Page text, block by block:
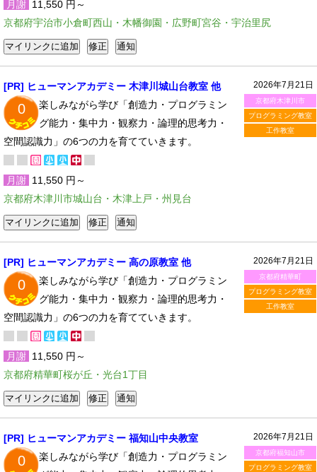
月謝 11,550 円～
京都府宇治市小倉町西山・木幡御園・広野町宮谷・宇治里尻
2026年7月21日
京都府木津川市
プログラミング教室
工作教室
[PR] ヒューマンアカデミー 木津川城山台教室 他
0
楽しみながら学び「創造力・プログラミン
グ能力・集中力・観察力・論理的思考力・
空間認識力」の6つの力を育てていきます。
月謝 11,550 円～
京都府木津川市城山台・木津上戸・州見台
2026年7月21日
京都府精華町
プログラミング教室
工作教室
[PR] ヒューマンアカデミー 高の原教室 他
0
楽しみながら学び「創造力・プログラミン
グ能力・集中力・観察力・論理的思考力・
空間認識力」の6つの力を育てていきます。
月謝 11,550 円～
京都府精華町桜が丘・光台1丁目
2026年7月21日
京都府福知山市
プログラミング教室
[PR] ヒューマンアカデミー 福知山中央教室
0
楽しみながら学び「創造力・プログラミン